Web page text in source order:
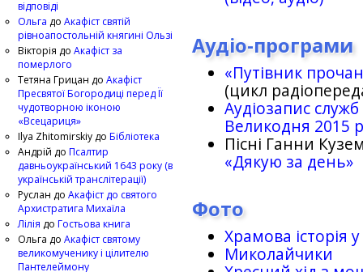
Аудіо-програми
«Путівник
(цикл
Аудіозапис
Великодня 2015
Пісні Ганни
«Дякую за день»
Фото
Храмова історія
Миколайчики
відповіді
Ольга до Акафіст святій
рівноапостольній княгині Ользі
Вікторія до Акафіст за
померлого
Тетяна Грицан до Акафіст
Пресвятої Богородиці перед Її
чудотворною іконою
«Всецариця»
Ilya Zhitomirskiy до Бібліотека
Андрій до Псалтир
давньоукраїнський 1643 року (в
українській транслітерації)
Руслан до Акафіст до святого
Архистратига Михаїла
Лілія до Гостьова книга
Ольга до Акафіст святому
великомученику і цілителю
Пантелеймону